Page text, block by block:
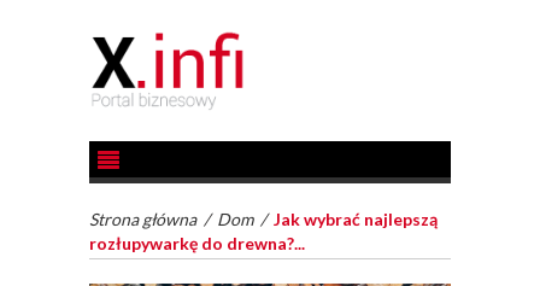
Strona główna / Dom /Jak wybrać najlepszą
rozłupywarkę do drewna?...